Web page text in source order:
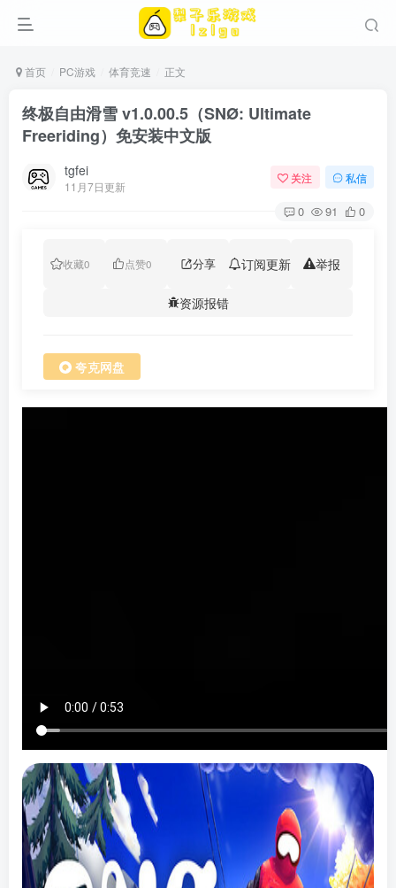
首页 PC游戏 体育竞速 正文
​终极自由滑雪 v1.0.00.5（SNØ: Ultimate
Freeriding）免安装中文版
tgfei
11月7日更新
关注 私信
0 91 0
收藏0 点赞0 分享 订阅更新 举报
资源报错
夸克网盘